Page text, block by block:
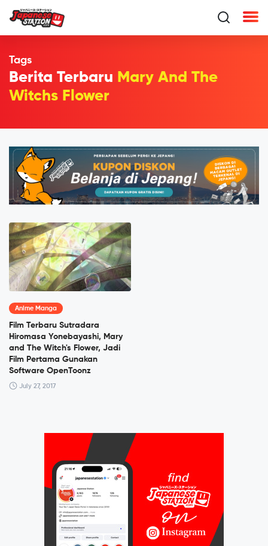
Tags
Berita Terbaru Mary And The
Witchs Flower
Anime Manga
Film Terbaru Sutradara
Hiromasa Yonebayashi, Mary
and The Witch's Flower, Jadi
Film Pertama Gunakan
Software OpenToonz
July 27, 2017